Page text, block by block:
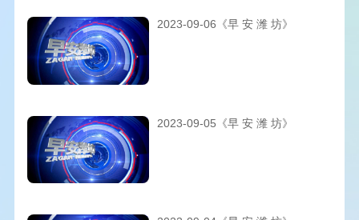
2023-09-06《早 安 潍 坊》
2023-09-05《早 安 潍 坊》